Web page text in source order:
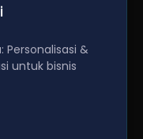
&
untuk bisnis